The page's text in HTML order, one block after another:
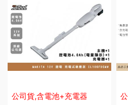
公司貨,含電池+充電器